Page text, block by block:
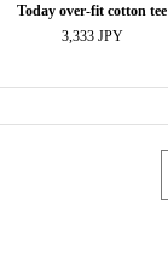
Today over-fit cotton tee
3,333 JPY